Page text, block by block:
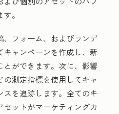
。
フォーム、およびランデ
キャンペーンを作成し、新
ができます。次に、影響
測定指標を使用してキャ
スを追跡します。全てのキ
セットがマーケティングカ